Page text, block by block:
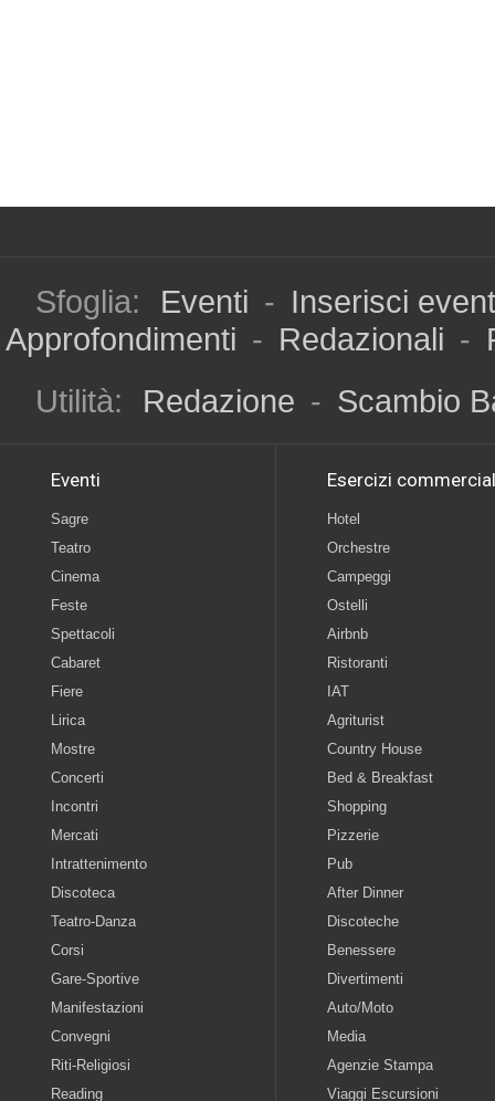
Sfoglia: Eventi - Inserisci
Approfondimenti - Redazionali -
Utilità:
Redazione - Scambio
Eventi
Sagre
Teatro
Cinema
Feste
Spettacoli
Cabaret
Fiere
Lirica
Mostre
Concerti
Incontri
Mercati
Intrattenimento
Discoteca
Teatro-Danza
Corsi
Gare-Sportive
Manifestazioni
Convegni
Riti-Religiosi
Reading
Esercizi
Hotel
Orchestre
Campeggi
Ostelli
Airbnb
Ristoranti
IAT
Agriturist
Country House
Bed & Breakfast
Shopping
Pizzerie
Pub
After Dinner
Discoteche
Benessere
Divertimenti
Auto/Moto
Media
Agenzie Stampa
Viaggi Escursioni